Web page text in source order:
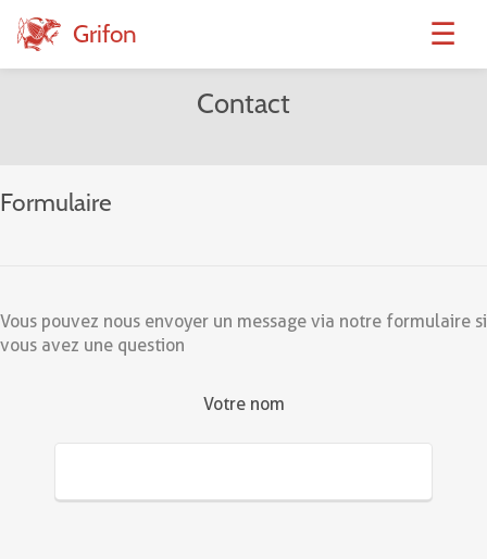
Grifon ☰
Contact
Formulaire
Vous pouvez nous envoyer un message via notre formulaire si
vous avez une question
Votre nom